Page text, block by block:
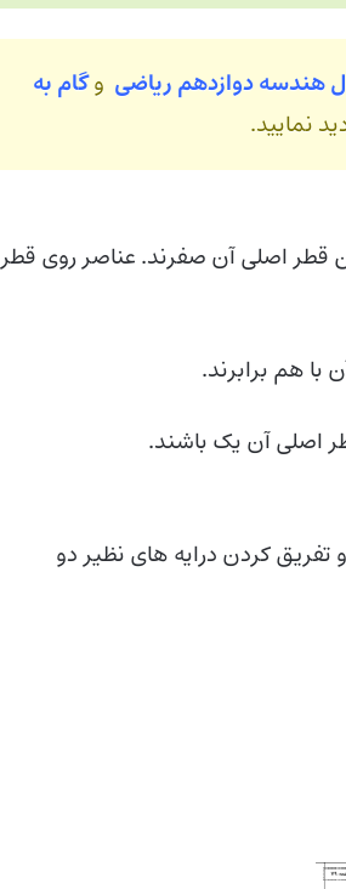
هندسه دوازدهم ریاضی وگام به
نمایید.
قطر اصلی آن صفرند. عناصر روی قطر
هم برابرند.
اصلی آن یک باشند.
کردن درایه های نظیر دو